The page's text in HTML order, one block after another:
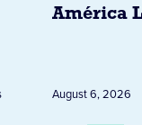
América
Peru
August 6, 2026